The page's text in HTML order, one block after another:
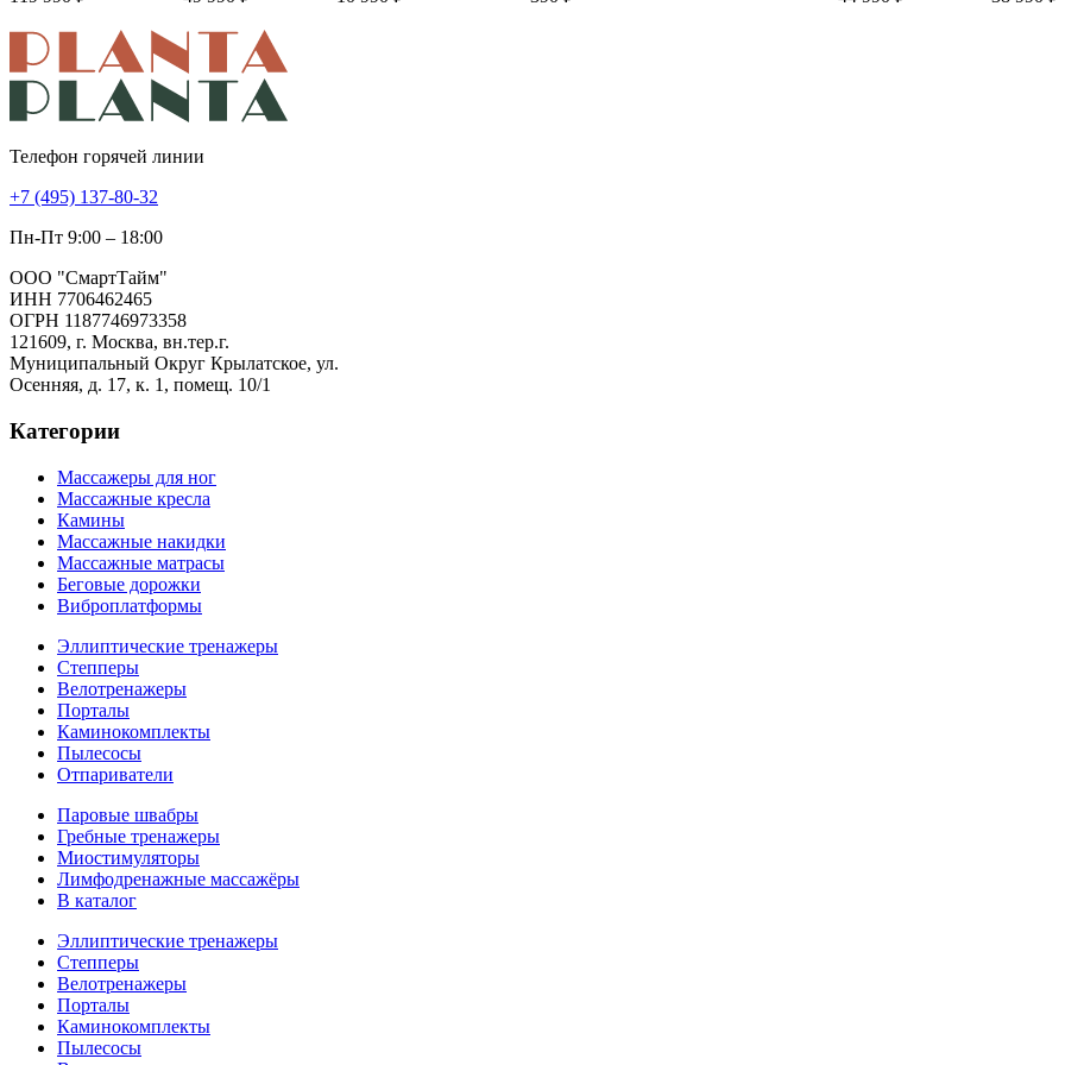
Телефон горячей линии
+7 (495) 137-80-32
Пн-Пт 9:00 – 18:00
ООО "СмартТайм"
ИНН 7706462465
ОГРН 1187746973358
121609, г. Москва, вн.тер.г.
Муниципальный Округ Крылатское, ул.
Осенняя, д. 17, к. 1, помещ. 10/1
Категории
Массажеры для ног
Массажные кресла
Камины
Массажные накидки
Массажные матрасы
Беговые дорожки
Виброплатформы
Эллиптические тренажеры
Степперы
Велотренажеры
Порталы
Каминокомплекты
Пылесосы
Отпариватели
Паровые швабры
Гребные тренажеры
Миостимуляторы
Лимфодренажные массажёры
В каталог
Эллиптические тренажеры
Степперы
Велотренажеры
Порталы
Каминокомплекты
Пылесосы